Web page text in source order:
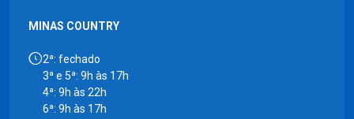
MINAS COUNTRY
2ª: fechado
3ª e 5ª: 9h às 17h
4ª: 9h às 22h
6ª: 9h às 17h